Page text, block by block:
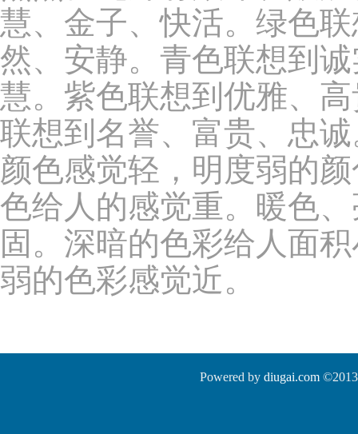
慧、金子、快活。绿色
然、安静。青色联想到
慧。紫色联想到优雅、
联想到名誉、富贵、忠
颜色感觉轻，明度弱的
色给人的感觉重。暖色
固。深暗的色彩给人面
弱的色彩感觉近。
Powered by diugai.com